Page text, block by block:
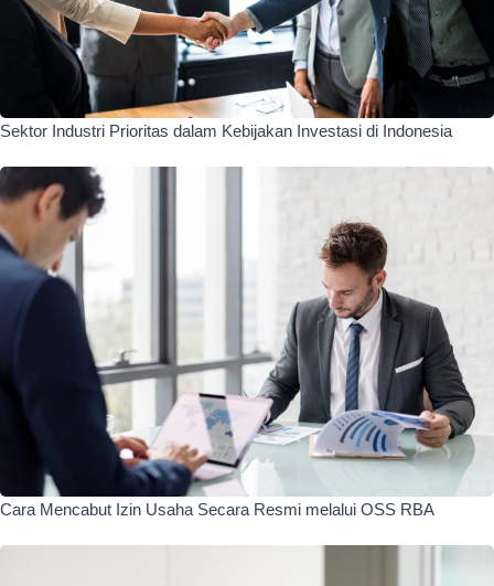
Sektor Industri Prioritas dalam Kebijakan Investasi di Indonesia
Cara Mencabut Izin Usaha Secara Resmi melalui OSS RBA